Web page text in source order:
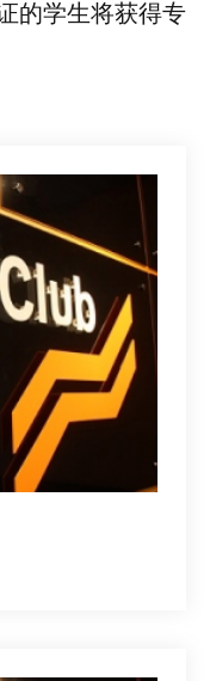
的学生将获得专